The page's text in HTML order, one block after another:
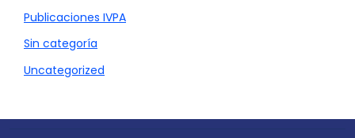
Publicaciones IVPA
Sin categoría
Uncategorized